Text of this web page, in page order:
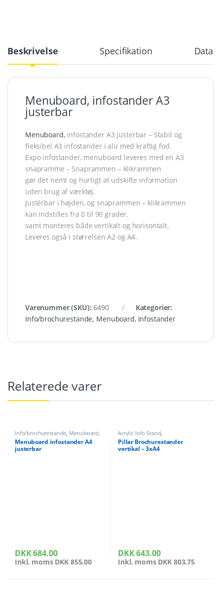
Beskrivelse Specifikation
Menuboard, infostander A3
justerbar
Menuboard,infostander A3 justerbar – Stabil og
fleksibel A3 infostander i alu med kraftig fod.
Expo infostander, menuboard leveres med en A3
snapramme – Snaprammen – klikrammen
gør det nemt og hurtigt at udskifte information
uden brug af værktøj.
Justérbar i højden, og snaprammen – klikrammen
kan indstilles fra 0 til 90 grader,
samt monteres både vertikalt og horisontalt.
Leveres også i størrelsen A2 og A4.
Varenummer (SKU):6490
Kategorier:
Info/brochurestande, Menuboard, infostander
Relaterede varer
Info/brochurestande, Menuboard,
infostander
Menuboard infostander A4
justerbar
DKK684.00
Inkl. moms DKK 855.00
Acrylic Info Stand,
Info/brochurestande
Pillar Brochurestander
vertikal – 3xA4
DKK643.00
Inkl. moms DKK 803.75